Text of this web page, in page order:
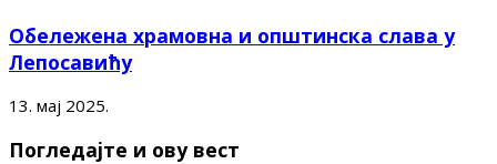
Обележена храмовна и општинска слава у
Лепосавићу
13. мај 2025.
Погледајте и ову вест